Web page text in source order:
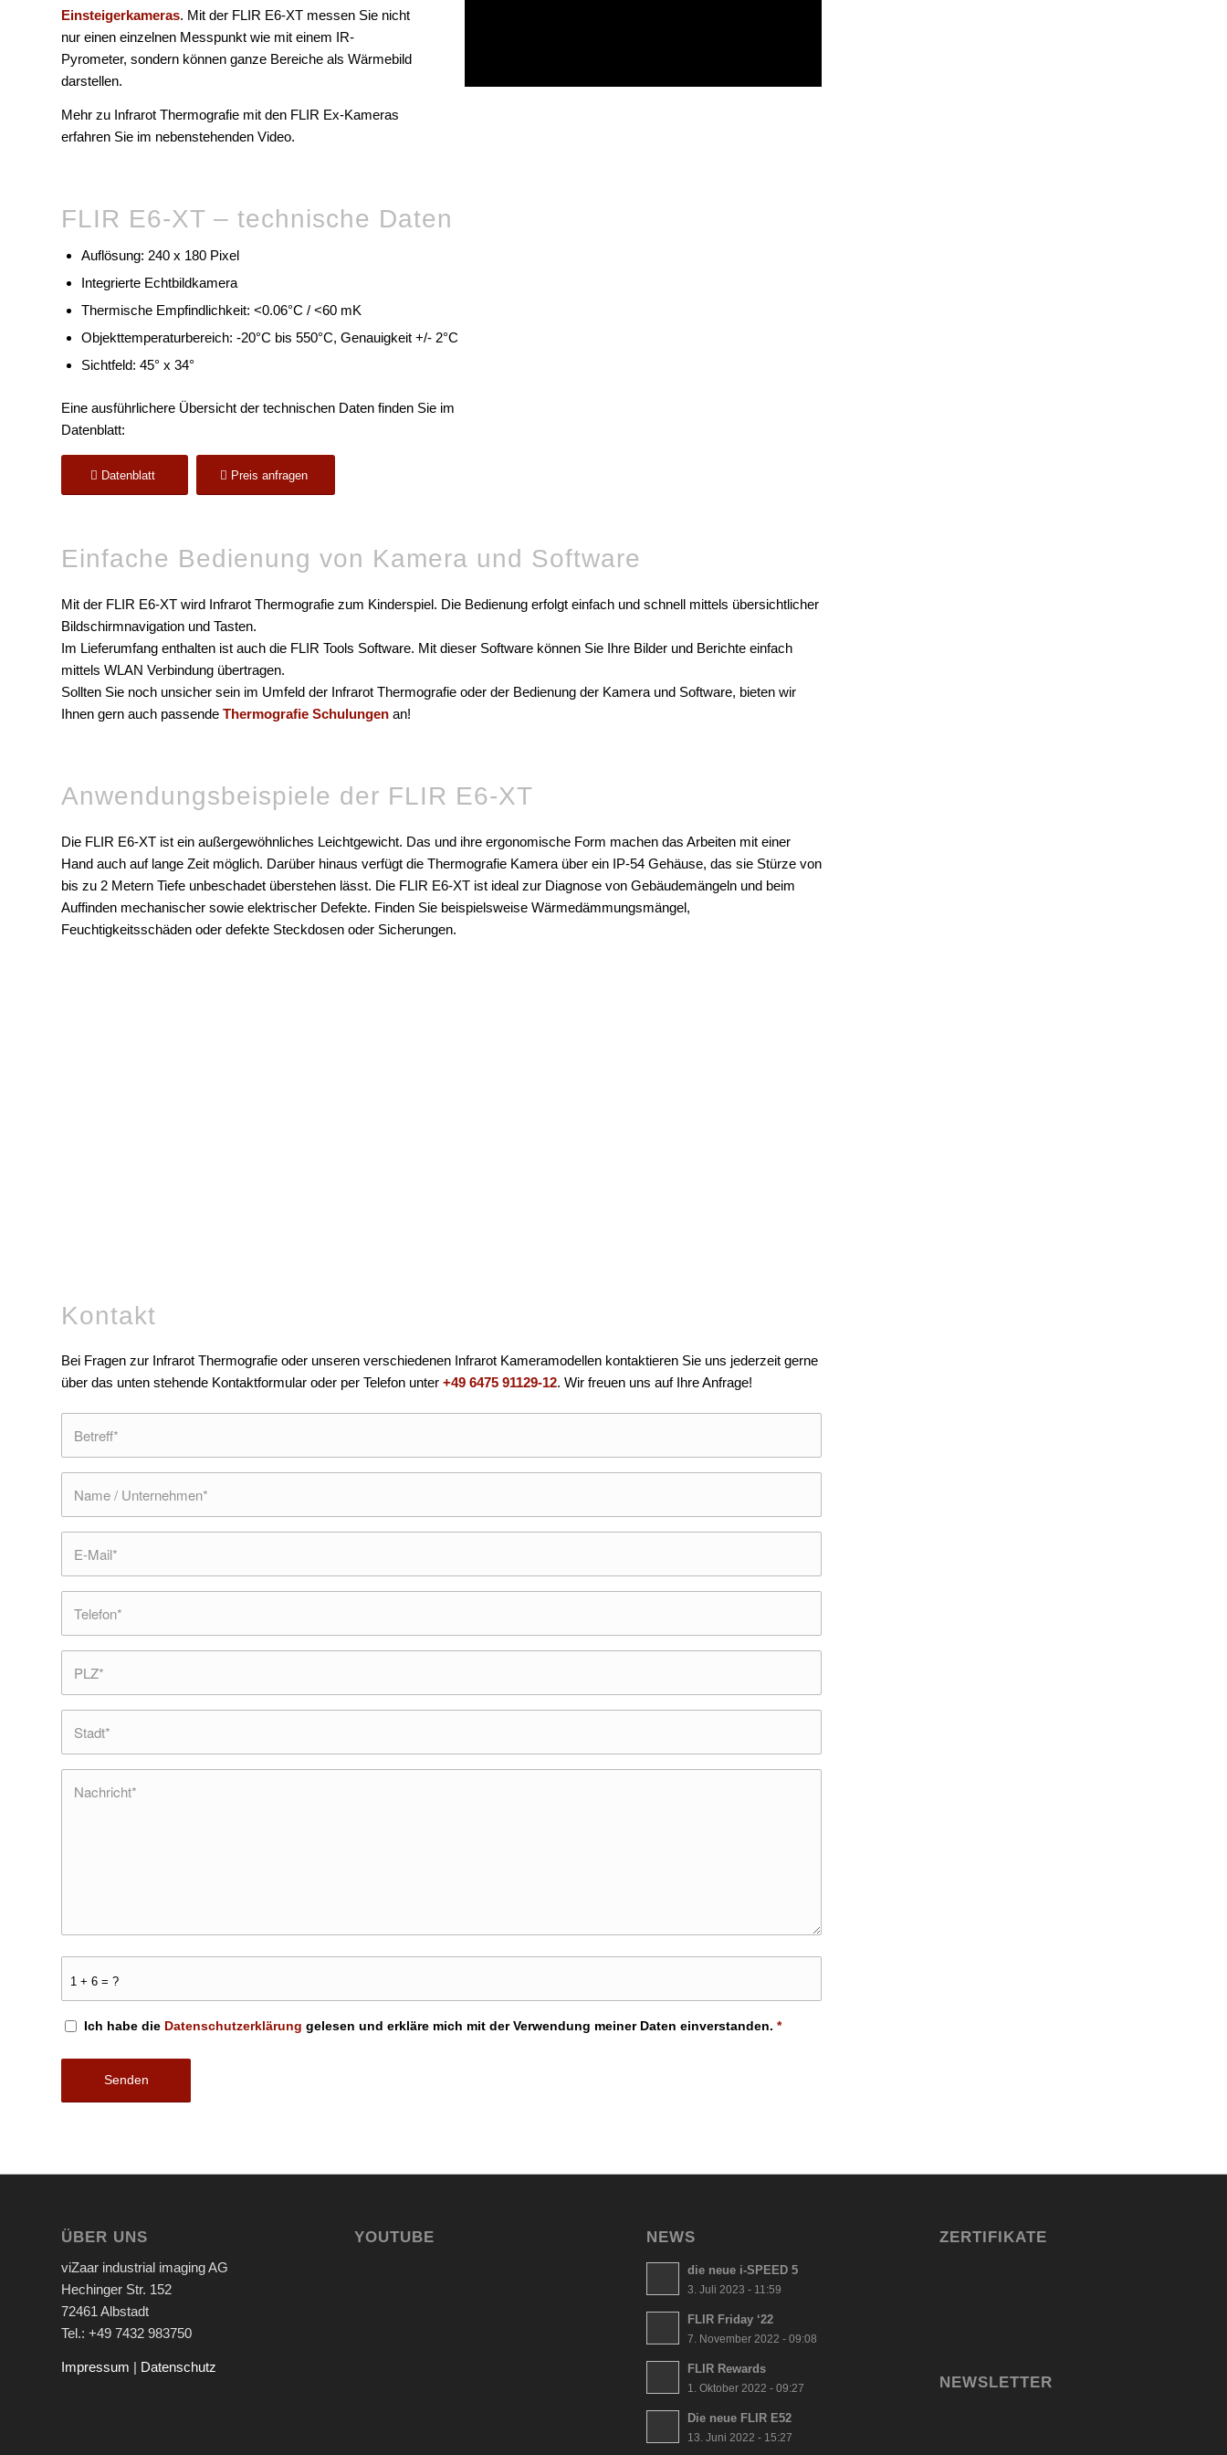
Einsteigerkameras. Mit der FLIR E6-XT messen Sie nicht
nur einen einzelnen Messpunkt wie mit einem IR-
Pyrometer, sondern können ganze Bereiche als Wärmebild
darstellen.
Mehr zu Infrarot Thermografie mit den FLIR Ex-Kameras
erfahren Sie im nebenstehenden Video.
FLIR E6-XT – technische Daten
Auflösung: 240 x 180 Pixel
Integrierte Echtbildkamera
Thermische Empfindlichkeit: <0.06°C / <60 mK
Objekttemperaturbereich: -20°C bis 550°C, Genauigkeit +/- 2°C
Sichtfeld: 45° x 34°
Eine ausführlichere Übersicht der technischen Daten finden Sie im
Datenblatt:
Datenblatt Preis anfragen
Einfache Bedienung von Kamera und Software
Mit der FLIR E6-XT wird Infrarot Thermografie zum Kinderspiel. Die Bedienung erfolgt einfach und schnell mittels übersichtlicher
Bildschirmnavigation und Tasten.
Im Lieferumfang enthalten ist auch die FLIR Tools Software. Mit dieser Software können Sie Ihre Bilder und Berichte einfach
mittels WLAN Verbindung übertragen.
Sollten Sie noch unsicher sein im Umfeld der Infrarot Thermografie oder der Bedienung der Kamera und Software, bieten wir
Ihnen gern auch passende Thermografie Schulungen an!
Anwendungsbeispiele der FLIR E6-XT
Die FLIR E6-XT ist ein außergewöhnliches Leichtgewicht. Das und ihre ergonomische Form machen das Arbeiten mit einer
Hand auch auf lange Zeit möglich. Darüber hinaus verfügt die Thermografie Kamera über ein IP-54 Gehäuse, das sie Stürze von
bis zu 2 Metern Tiefe unbeschadet überstehen lässt. Die FLIR E6-XT ist ideal zur Diagnose von Gebäudemängeln und beim
Auffinden mechanischer sowie elektrischer Defekte. Finden Sie beispielsweise Wärmedämmungsmängel,
Feuchtigkeitsschäden oder defekte Steckdosen oder Sicherungen.
Kontakt
Bei Fragen zur Infrarot Thermografie oder unseren verschiedenen Infrarot Kameramodellen kontaktieren Sie uns jederzeit gerne
über das unten stehende Kontaktformular oder per Telefon unter +49 6475 91129-12. Wir freuen uns auf Ihre Anfrage!
1 + 6 = ?
Ich habe die Datenschutzerklärung gelesen und erkläre mich mit der Verwendung meiner Daten einverstanden. *
ÜBER UNS
viZaar industrial imaging AG
Hechinger Str. 152
72461 Albstadt
Tel.: +49 7432 983750
Impressum | Datenschutz
YOUTUBE NEWS
die neue i-SPEED 5
3. Juli 2023 - 11:59
FLIR Friday ‘22
7. November 2022 - 09:08
FLIR Rewards
1. Oktober 2022 - 09:27
Die neue FLIR E52
13. Juni 2022 - 15:27
ZERTIFIKATE
NEWSLETTER